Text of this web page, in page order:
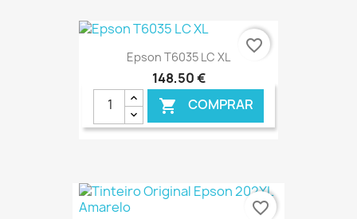
€ ONLINE
Epson T6035 LC XL
148,50 €
 COMPRAR
€ ONLINE
favorite_border
favorite_border